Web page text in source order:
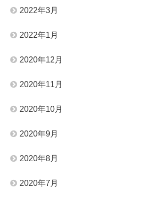
2022年3月
2022年1月
2020年12月
2020年11月
2020年10月
2020年9月
2020年8月
2020年7月